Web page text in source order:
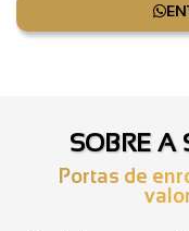
SOBRE A
Portas de